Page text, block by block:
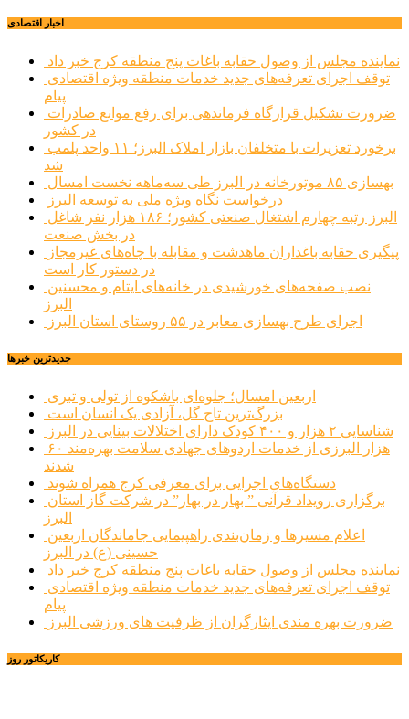
اخبار اقتصادی
نماینده مجلس از وصول حقابه باغات پنج منطقه کرج خبر داد
پیام
در کشور
شد
بهسازی ۸۵ موتورخانه در البرز طی سه‌ماهه نخست امسال
درخواست نگاه ویژه ملی به توسعه البرز
در بخش صنعت
در دستور کار است
البرز
اجرای طرح بهسازی معابر در ۵۵ روستای استان البرز
جديدترين خبرها
اربعین امسال؛ جلوه‌ای باشکوه از تولی و تبری
بزرگ‌ترین تاج گل، آزادی یک انسان است
شناسایی ۲ هزار و ۴۰۰ کودک دارای اختلالات بینایی در البرز
۶۰ هزار البرزی از خدمات اردوهای جهادی سلامت بهره‌مند
شدند
دستگاه‌های اجرایی برای معرفی کرج همراه شوند
البرز
حسینی (ع) در البرز
نماینده مجلس از وصول حقابه باغات پنج منطقه کرج خبر داد
پیام
ضرورت بهره مندی ایثارگران از ظرفیت های ورزشی البرز
کاریکاتور روز